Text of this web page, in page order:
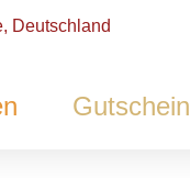
Deutschland
Gutschein